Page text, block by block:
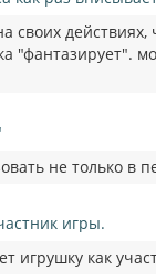
своих
"фантазирует".
не только в
игры.
игрушку как